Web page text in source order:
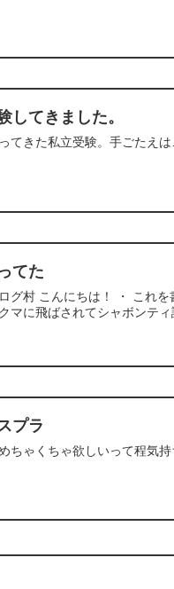
してきました。
てきた私立受験。手ごたえ
てた
グ村 こんにちは！ ・ これ
マに飛ばされてシャボンティ
プラ
ちゃくちゃ欲しいって程気